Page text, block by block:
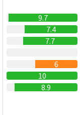
9.7
7.4
7.7
6
10
8.9